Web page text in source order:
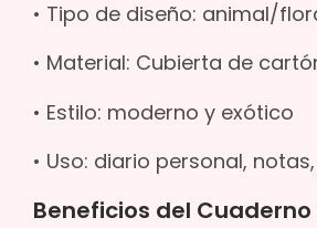
• Tipo de diseño: animal/
• Material: Cubierta de
• Estilo: moderno y exótico
• Uso: diario personal,
Beneficios del